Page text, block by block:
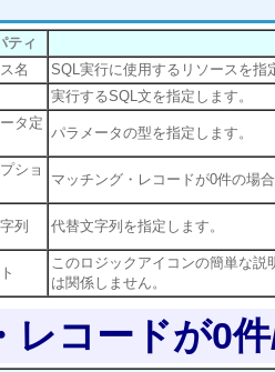
ティ
名
SQL実行に使用するリソースを指
実行するSQL文を指定します。
タ定
パラメータの型を指定します。
ショ
マッチング・レコードが0件の場
列 代替文字列を指定します。
このロジックアイコンの簡単な
は関係しません。
レコードが0